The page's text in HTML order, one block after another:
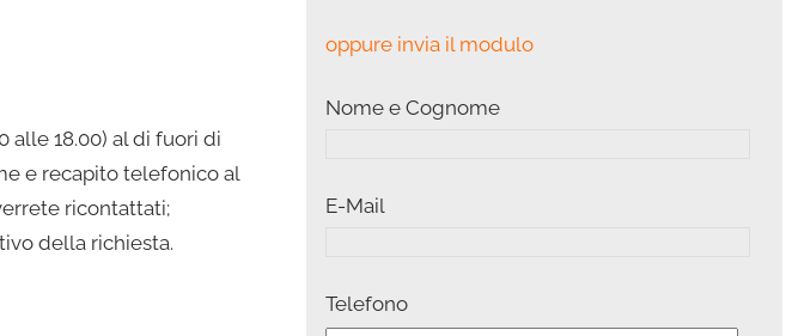
alle 18.00) al di fuori di
e recapito telefonico al
ricontattati;
della richiesta.
oppure invia il modulo
Nome e Cognome
E-Mail
Telefono